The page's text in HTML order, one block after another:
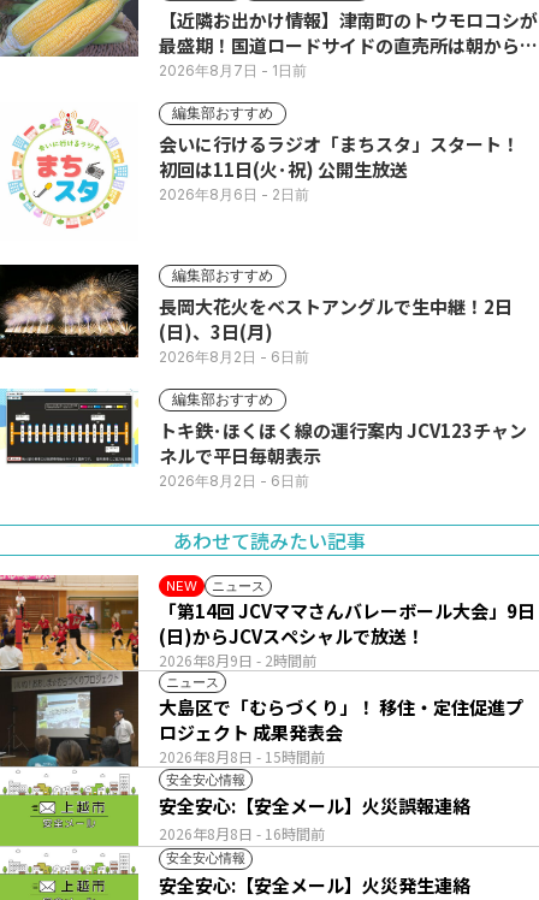
【近隣お出かけ情報】津南町のトウモロコシが
最盛期！国道ロードサイドの直売所は朝から長
い列
2026年8月7日 - 1日前
編集部おすすめ
会いに行けるラジオ「まちスタ」スタート！
初回は11日(火･祝) 公開生放送
2026年8月6日 - 2日前
編集部おすすめ
長岡大花火をベストアングルで生中継！2日
(日)、3日(月)
2026年8月2日 - 6日前
編集部おすすめ
トキ鉄･ほくほく線の運行案内 JCV123チャン
ネルで平日毎朝表示
2026年8月2日 - 6日前
あわせて読みたい記事
NEW ニュース
2026年8月9日 - 2時間前
「第14回 JCVママさんバレーボール大会」9日
(日)からJCVスペシャルで放送！
ニュース
2026年8月8日 - 15時間前
大島区で「むらづくり」！ 移住・定住促進プ
ロジェクト 成果発表会
安全安心情報
2026年8月8日 - 16時間前
安全安心:【安全メール】火災誤報連絡
安全安心情報
安全安心:【安全メール】火災発生連絡